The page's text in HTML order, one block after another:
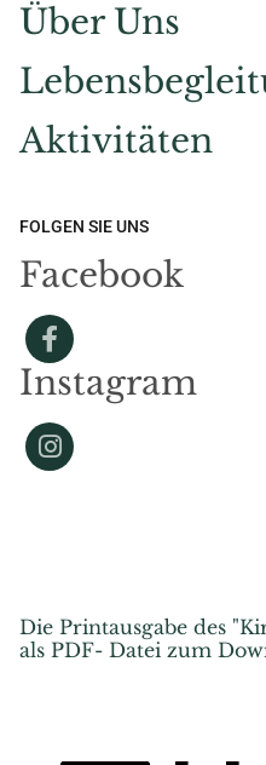
Über Uns
Aktivitäten
FOLGEN SIE UNS
Facebook
Instagram
Die Printausgabe des
als PDF- Datei zum